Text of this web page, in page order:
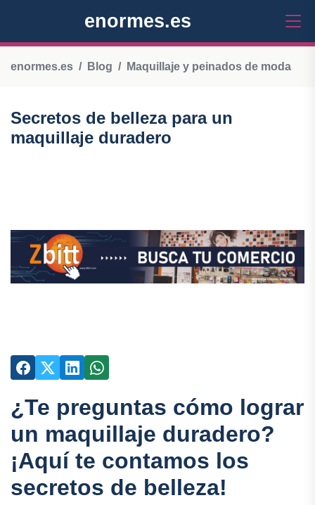
enormes.es
enormes.es Blog Maquillaje y peinados de moda
Secretos de belleza para un
maquillaje duradero
¿Te preguntas cómo lograr
un maquillaje duradero?
¡Aquí te contamos los
secretos de belleza!